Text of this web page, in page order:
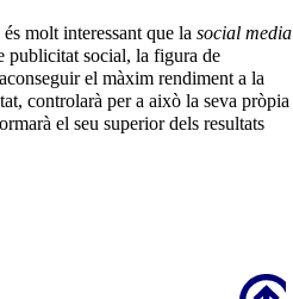
molt interessant que la social media
publicitat social, la figura de
el màxim rendiment a la
controlarà per a això la seva pròpia
el seu superior dels resultats
Scroll